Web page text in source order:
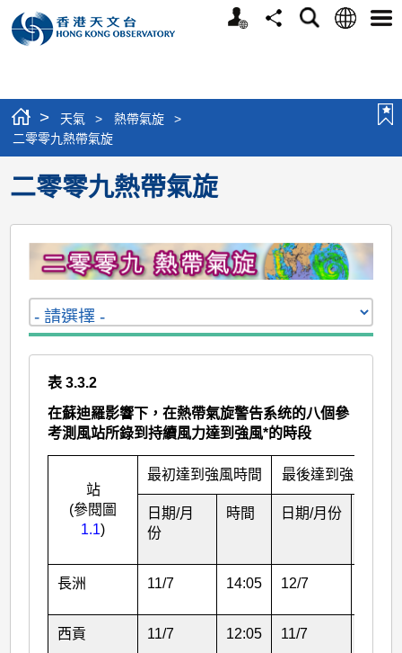
個
分
搜
語
選
> 天氣 > 熱帶氣旋
>
二零零九熱帶氣旋
二零零九熱帶氣旋
表 3.3.2
在蘇迪羅影響下，在熱帶氣旋警告系统的八個參
考測風站所錄到持續風力達到強風*的時段
站
(參閱圖
1.1)
最初達到強風時間 最後達到強風時間
日期/月
份
時間 日期/月份
長洲 11/7 14:05 12/7
西貢 11/7 12:05 11/7